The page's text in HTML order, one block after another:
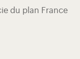
du plan France